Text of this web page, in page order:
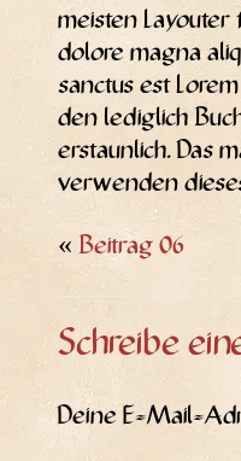
meis­ten
dolo­re magna
sanc­tus est
den ledig­lich
erstaun­lich. Das
ver­wen­den
« Beitrag 06
Schreibe
Deine E-Mail-